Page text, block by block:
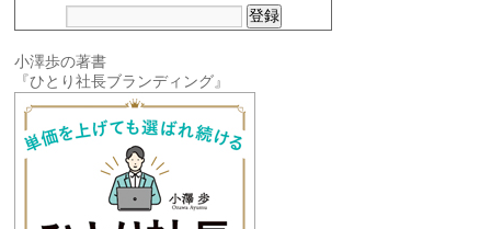
小澤歩の著書
『ひとり社長ブランディング』